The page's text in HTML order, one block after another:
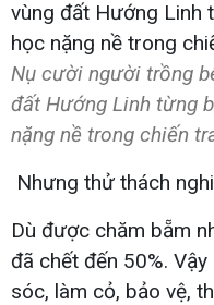
Nụ cười người trồng
đất Hướng Linh từng
nặng nề trong chiến
Nhưng thử thách
Dù được chăm bẵm
đã chết đến 50%.
sóc, làm cỏ, bảo vệ,